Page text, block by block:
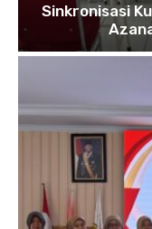
Sinkronisasi